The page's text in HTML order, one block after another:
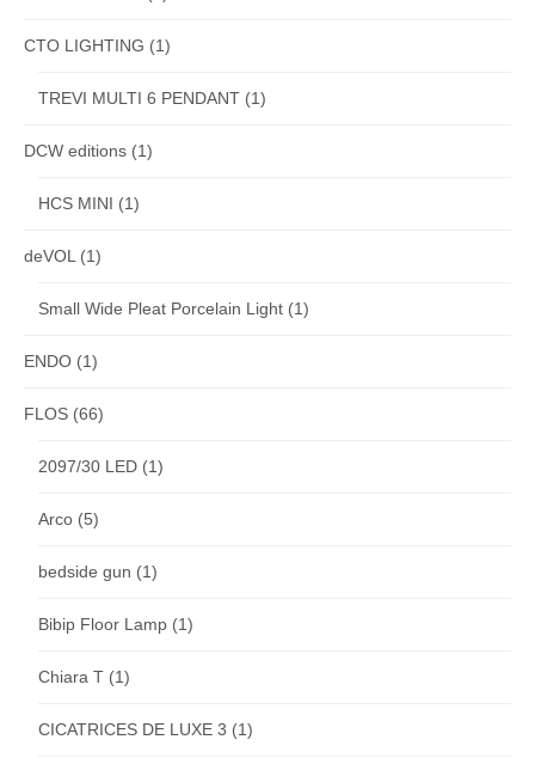
CTO LIGHTING (1)
TREVI MULTI 6 PENDANT (1)
DCW editions (1)
HCS MINI (1)
deVOL (1)
Small Wide Pleat Porcelain Light (1)
ENDO (1)
FLOS (66)
2097/30 LED (1)
Arco (5)
bedside gun (1)
Bibip Floor Lamp (1)
Chiara T (1)
CICATRICES DE LUXE 3 (1)